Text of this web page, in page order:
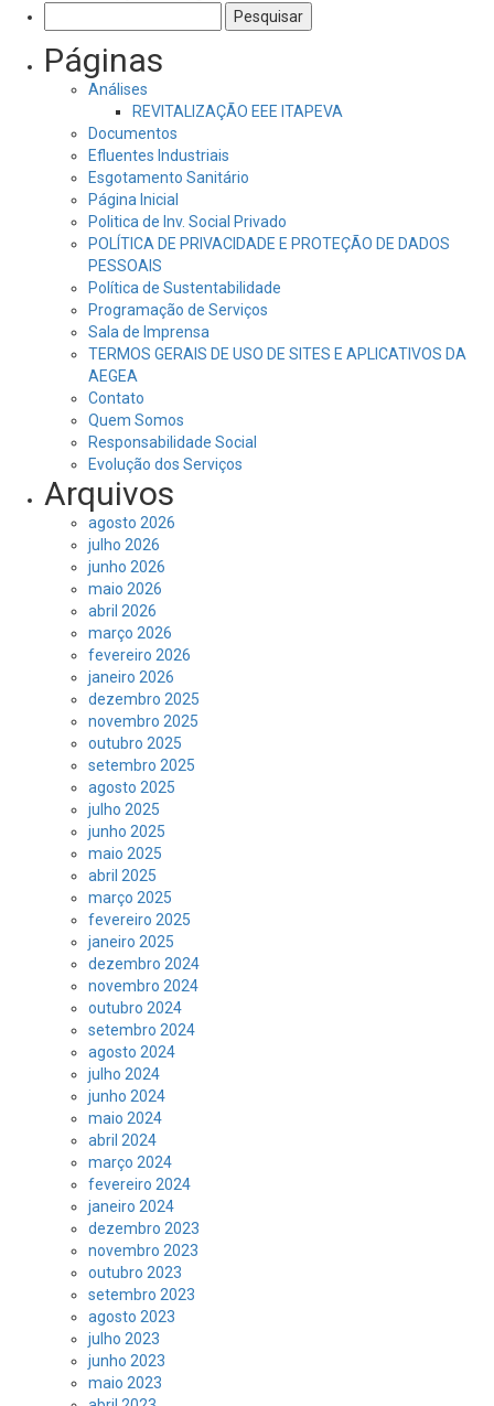
por:
Páginas
Análises
REVITALIZAÇÃO EEE ITAPEVA
Documentos
Efluentes Industriais
Esgotamento Sanitário
Página Inicial
Politica de Inv. Social Privado
POLÍTICA DE PRIVACIDADE E PROTEÇÃO DE DADOS
PESSOAIS
Política de Sustentabilidade
Programação de Serviços
Sala de Imprensa
TERMOS GERAIS DE USO DE SITES E APLICATIVOS DA
AEGEA
Contato
Quem Somos
Responsabilidade Social
Evolução dos Serviços
Arquivos
agosto 2026
julho 2026
junho 2026
maio 2026
abril 2026
março 2026
fevereiro 2026
janeiro 2026
dezembro 2025
novembro 2025
outubro 2025
setembro 2025
agosto 2025
julho 2025
junho 2025
maio 2025
abril 2025
março 2025
fevereiro 2025
janeiro 2025
dezembro 2024
novembro 2024
outubro 2024
setembro 2024
agosto 2024
julho 2024
junho 2024
maio 2024
abril 2024
março 2024
fevereiro 2024
janeiro 2024
dezembro 2023
novembro 2023
outubro 2023
setembro 2023
agosto 2023
julho 2023
junho 2023
maio 2023